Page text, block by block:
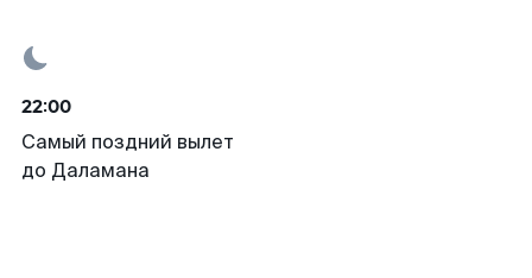
22:00
Самый поздний вылет
до Даламана